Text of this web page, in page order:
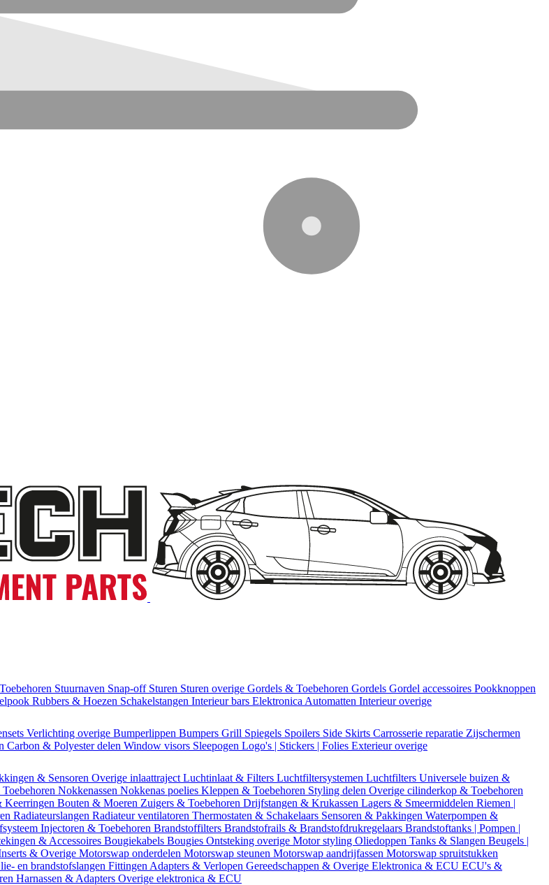
Stuurnaven Snap-off Sturen Sturen overige Gordels & Toebehoren Gordels Gordel accessoires Pookknoppen
Rubbers & Hoezen Schakelstangen Interieur bars Elektronica Automatten Interieur overige
Verlichting overige Bumperlippen Bumpers Grill Spiegels Spoilers Side Skirts Carrosserie reparatie Zijschermen
Carbon & Polyester delen Window visors Sleepogen Logo's | Stickers | Folies Exterieur overige
& Sensoren Overige inlaattraject Luchtinlaat & Filters Luchtfiltersystemen Luchtfilters Universele buizen &
Nokkenassen Nokkenas poelies Kleppen & Toebehoren Styling delen Overige cilinderkop & Toebehoren
Keerringen Bouten & Moeren Zuigers & Toebehoren Drijfstangen & Krukassen Lagers & Smeermiddelen Riemen |
Radiateurslangen Radiateur ventilatoren Thermostaten & Schakelaars Sensoren & Pakkingen Waterpompen &
Injectoren & Toebehoren Brandstoffilters Brandstofrails & Brandstofdrukregelaars Brandstoftanks | Pompen |
& Accessoires Bougiekabels Bougies Ontsteking overige Motor styling Oliedoppen Tanks & Slangen Beugels |
& Overige Motorswap onderdelen Motorswap steunen Motorswap aandrijfassen Motorswap spruitstukken
en brandstofslangen Fittingen Adapters & Verlopen Gereedschappen & Overige Elektronica & ECU ECU's &
Harnassen & Adapters Overige elektronica & ECU